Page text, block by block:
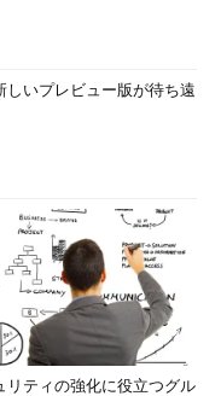
しいプレビュー版が待ち遠
リティの強化に役立つグル